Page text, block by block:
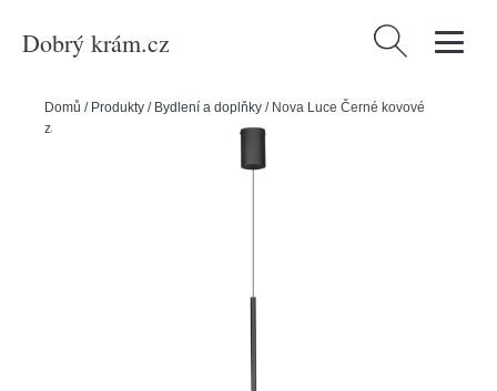
Dobrý krám.cz Vyhledávání
Domů / Produkty / Bydlení a doplňky / Nova Luce Černé kovové
závěsné LED světlo Stilvi 8 cm